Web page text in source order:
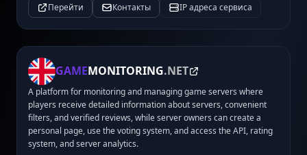
Перейти Контакты IP адреса сервиса
GAMEMONITORING.NET
A platform for monitoring and managing game servers where
players receive detailed information about servers, convenient
filters, and verified reviews, while server owners can create a
personal page, use the voting system, and access the API, rating
system, and server analytics.